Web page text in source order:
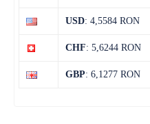
USD: 4,5584 RON
CHF: 5,6244 RON
GBP: 6,1277 RON